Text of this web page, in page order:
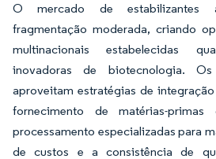
O mercado de estabilizantes
fragmentação moderada, criando
multinacionais estabelecidas
inovadoras de biotecnologia.
aproveitam estratégias de
fornecimento de matérias-
processamento especializadas para
de custos e a consistência de